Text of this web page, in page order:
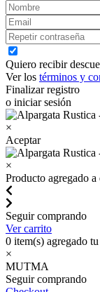
Quiero recibir
Ver los términos y
Finalizar registro
o iniciar sesión
×
Aceptar
×
Producto agregado a
Seguir comprando
Ver carrito
0 item(s) agregado
×
MUTMA
Seguir comprando